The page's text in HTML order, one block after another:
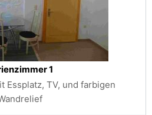
1
Essplatz, TV, und farbigen